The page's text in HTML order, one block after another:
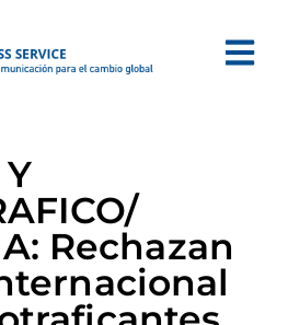
Rechazan